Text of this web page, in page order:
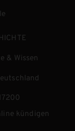
& Wissen
kündigen